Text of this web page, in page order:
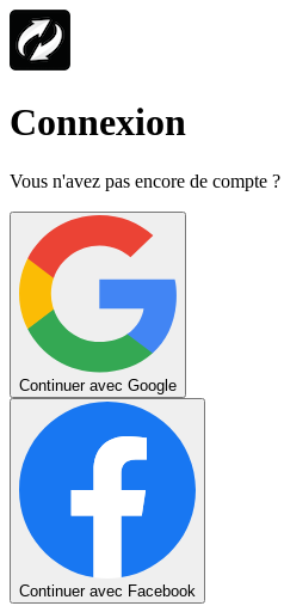
Connexion
Vous n'avez pas encore de compte ?
Continuer avec Google
Continuer avec Facebook